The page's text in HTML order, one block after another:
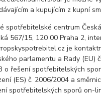
a kupujícím z kupní
centrum
567/15, 120 00 Praha 2,
je
parlamentu a Rady (EU)
o řešení spotřebitelských
(ES) č. 2006/2004 a
spotřebitelských sporů on-